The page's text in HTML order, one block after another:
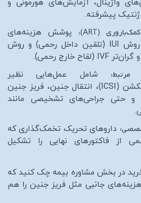
واژینال، آزمایش‌های هورمونی و
پیشرفته.
(
ART
): پوشش هزینه‌های
روش IUI (تلقین داخل رحمی) و روش
گران‌تر IVF (لقاح خارج رحمی).
مرتبط: شامل عمل‌هایی نظیر
(
ICSI)، انتقال جنین، فریز جنین
و حتی جراحی‌های تشخیصی مانند
داروهای تحریک تخمک‌گذاری که
از فاکتورهای نهایی را تشکیل
در بخش مشاوره بیمه چک کنید که
جانبی مثل فریز جنین را هم